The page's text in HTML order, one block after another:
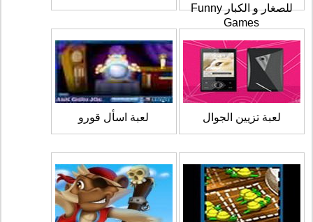
للصغار و الكبار Funny
Games
لعبة تزيين الجوال لعبة اسأل قورو